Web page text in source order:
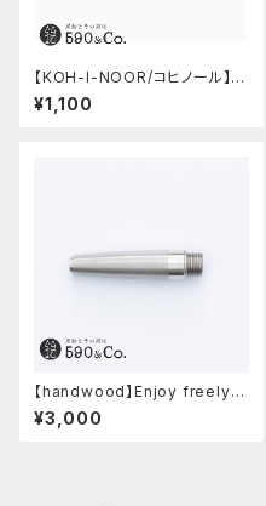
【KOH-I-NOOR/コヒノール】M
ephisto profi 5035シャープ
ペンシル(0.5mm)
¥1,100
【handwood】Enjoy freely
前軸・滑り止め(ステンレス)
¥3,000